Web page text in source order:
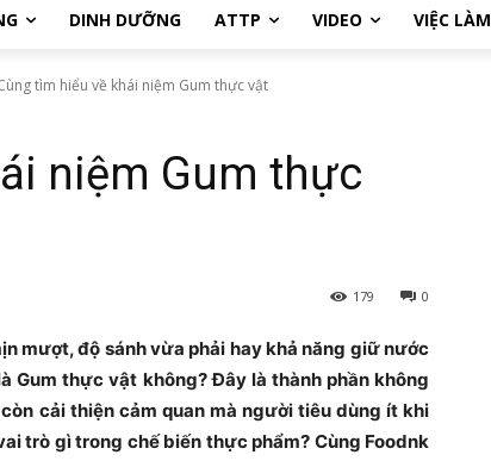
DINH DƯỠNG ATTP VIDEO VIỆC LÀM
tìm hiểu về khái niệm Gum thực vật
niệm Gum thực
0
179
mượt, độ sánh vừa phải hay khả năng giữ nước
Gum thực vật không? Đây là thành phần không
cải thiện cảm quan mà người tiêu dùng ít khi
trò gì trong chế biến thực phẩm? Cùng Foodnk